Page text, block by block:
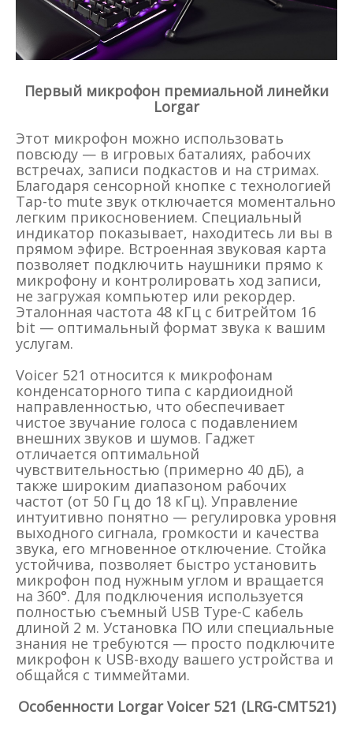
Первый микрофон премиальной линейки
Lorgar
Этот микрофон можно использовать
повсюду — в игровых баталиях, рабочих
встречах, записи подкастов и на стримах.
Благодаря сенсорной кнопке с технологией
Tap-to mute звук отключается моментально
легким прикосновением. Специальный
индикатор показывает, находитесь ли вы в
прямом эфире. Встроенная звуковая карта
позволяет подключить наушники прямо к
микрофону и контролировать ход записи,
не загружая компьютер или рекордер.
Эталонная частота 48 кГц с битрейтом 16
bit — оптимальный формат звука к вашим
услугам.
Voicer 521 относится к микрофонам
конденсаторного типа с кардиоидной
направленностью, что обеспечивает
чистое звучание голоса с подавлением
внешних звуков и шумов. Гаджет
отличается оптимальной
чувствительностью (примерно 40 дБ), а
также широким диапазоном рабочих
частот (от 50 Гц до 18 кГц). Управление
интуитивно понятно — регулировка уровня
выходного сигнала, громкости и качества
звука, его мгновенное отключение. Стойка
устойчива, позволяет быстро установить
микрофон под нужным углом и вращается
на 360°. Для подключения используется
полностью съемный USB Type-C кабель
длиной 2 м. Установка ПО или специальные
знания не требуются — просто подключите
микрофон к USB-входу вашего устройства и
общайся с тиммейтами.
Особенности Lorgar Voicer 521 (LRG-CMT521)